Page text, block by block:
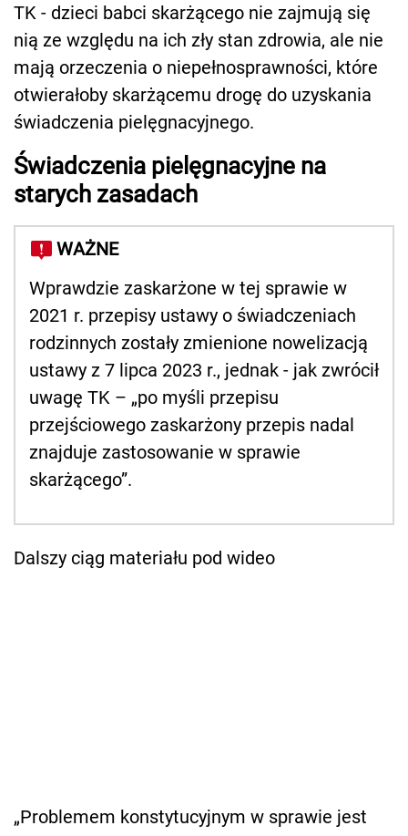
TK - dzieci babci skarżącego nie zajmują się
nią ze względu na ich zły stan zdrowia, ale nie
mają orzeczenia o niepełnosprawności, które
otwierałoby skarżącemu drogę do uzyskania
świadczenia pielęgnacyjnego.
Świadczenia pielęgnacyjne na
starych zasadach
WAŻNE
Wprawdzie zaskarżone w tej sprawie w
2021 r. przepisy ustawy o świadczeniach
rodzinnych zostały zmienione nowelizacją
ustawy z 7 lipca 2023 r., jednak - jak zwrócił
uwagę TK – „po myśli przepisu
przejściowego zaskarżony przepis nadal
znajduje zastosowanie w sprawie
skarżącego”.
Dalszy ciąg materiału pod wideo
„Problemem konstytucyjnym w sprawie jest